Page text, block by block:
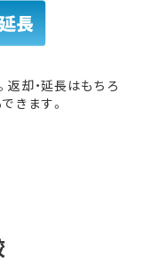
却・延長はもちろ
きます。